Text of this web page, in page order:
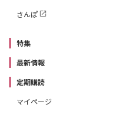
もっと、あなたの力にな
チームゲッターズ一同、
￣￣￣￣￣￣￣￣￣￣￣￣
パッとひらいて 超☆開運
＿＿＿＿＿＿＿＿＿＿＿＿
さんぽ
特集
最新情報
定期購読
マイページ